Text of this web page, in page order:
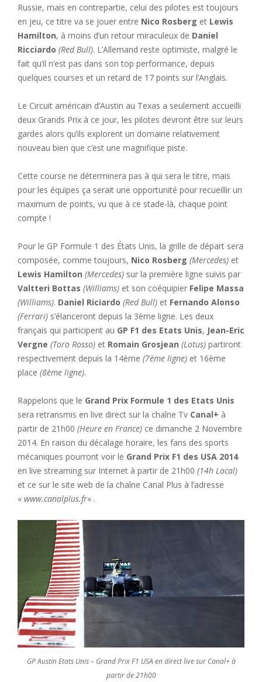
Russie, mais en contrepartie, celui des pilotes est toujours
en jeu, ce titre va se jouer entre Nico Rosberg et Lewis
Hamilton, à moins d’un retour miraculeux de Daniel
Ricciardo (Red Bull). L’Allemand reste optimiste, malgré le
fait qu’il n’est pas dans son top performance, depuis
quelques courses et un retard de 17 points sur l’Anglais.
Le Circuit américain d’Austin au Texas a seulement accueilli
deux Grands Prix à ce jour, les pilotes devront être sur leurs
gardes alors qu’ils explorent un domaine relativement
nouveau bien que c’est une magnifique piste.
Cette course ne déterminera pas à qui sera le titre, mais
pour les équipes ça serait une opportunité pour recueillir un
maximum de points, vu que à ce stade-là, chaque point
compte !
Pour le GP Formule 1 des États Unis, la grille de départ sera
composée, comme toujours, Nico Rosberg (Mercedes) et
Lewis Hamilton (Mercedes) sur la première ligne suivis par
Valtteri Bottas (Williams) et son coéquipier Felipe Massa
(Williams). Daniel Riciardo (Red Bull) et Fernando Alonso
(Ferrari) s’élanceront depuis la 3ème ligne. Les deux
français qui participent au GP F1 des Etats Unis, Jean-Eric
Vergne (Toro Rosso) et Romain Grosjean (Lotus) partiront
respectivement depuis la 14ème (7ème ligne) et 16ème
place (8ème ligne).
Rappelons que le Grand Prix Formule 1 des Etats Unis
sera retransmis en live direct sur la chaîne Tv Canal+ à
partir de 21h00 (Heure en France) ce dimanche 2 Novembre
2014. En raison du décalage horaire, les fans des sports
mécaniques pourront voir le Grand Prix F1 des USA 2014
en live streaming sur Internet à partir de 21h00 (14h Local)
et ce sur le site web de la chaîne Canal Plus à l’adresse
« www.canalplus.fr« .
GP Austin Etats Unis – Grand Prix F1 USA en direct live sur Canal+ à
partir de 21h00